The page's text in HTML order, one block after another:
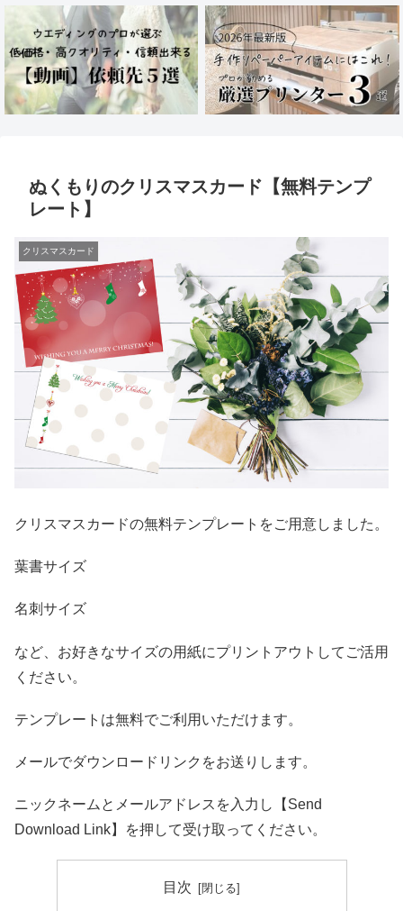
ぬくもりのクリスマスカード【無料テンプ
レート】
クリスマスカード
クリスマスカードの無料テンプレートをご用意しました。
葉書サイズ
名刺サイズ
など、お好きなサイズの用紙にプリントアウトしてご活用
ください。
テンプレートは無料でご利用いただけます。
メールでダウンロードリンクをお送りします。
ニックネームとメールアドレスを入力し【Send
Download Link】を押して受け取ってください。
目次